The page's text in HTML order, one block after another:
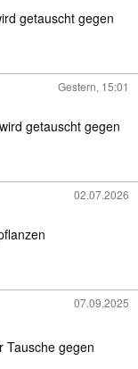
Gestern, 15:01
getauscht gegen
02.07.2026
07.09.2025
Tausche gegen